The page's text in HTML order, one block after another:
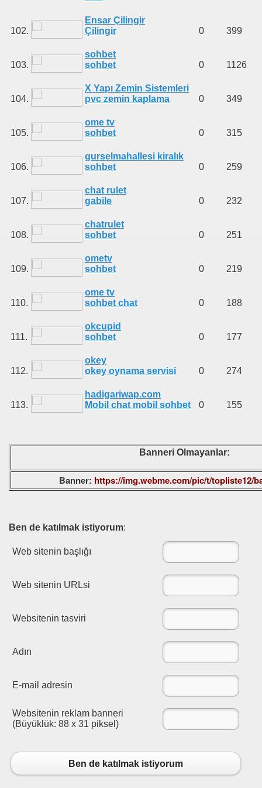
102.
Ensar Çilingir
Çilingir
0 399
103.
sohbet
sohbet
0 1126
104.
X Yapı Zemin Sistemleri
pvc zemin kaplama
0 349
105.
ome tv
sohbet
0 315
106.
gurselmahallesi kiralık
sohbet
0 259
107.
chat rulet
gabile
0 232
108.
chatrulet
sohbet
0 251
109.
ometv
sohbet
0 219
110.
ome tv
sohbet chat
0 188
111.
okcupid
sohbet
0 177
112.
okey
okey oynama servisi
0 274
113.
hadigariwap.com
Mobil chat mobil sohbet
0 155
Banneri Olmayanlar:
Banner: https://img.webme.com/pic/t/topliste12/
Ben de katılmak istiyorum:
Web sitenin başlığı
Web sitenin URLsi
Websitenin tasviri
Adın
E-mail adresin
Websitenin reklam banneri
(Büyüklük: 88 x 31 piksel)
Ben de katılmak istiyorum